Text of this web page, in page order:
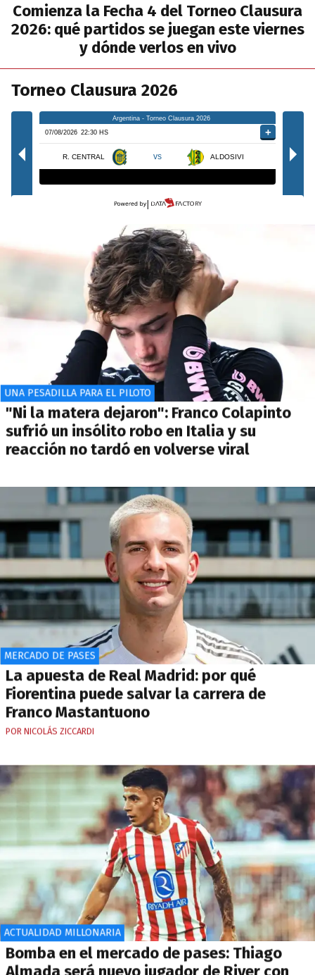
Comienza la Fecha 4 del Torneo Clausura
2026: qué partidos se juegan este viernes
y dónde verlos en vivo
Torneo Clausura 2026
UNA PESADILLA PARA EL PILOTO
"Ni la matera dejaron": Franco Colapinto
sufrió un insólito robo en Italia y su
reacción no tardó en volverse viral
MERCADO DE PASES
La apuesta de Real Madrid: por qué
Fiorentina puede salvar la carrera de
Franco Mastantuono
POR NICOLÁS ZICCARDI
ACTUALIDAD MILLONARIA
Bomba en el mercado de pases: Thiago